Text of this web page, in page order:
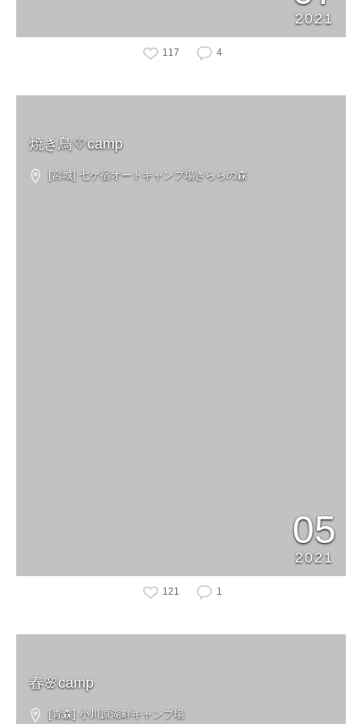
2021
117 4
焼き鳥💛camp
[宮城] 七ケ宿オートキャンプ場きららの森
05
2021
121 1
春🌸camp
[青森] 小川原湖畔キャンプ場